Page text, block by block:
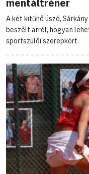
mentáltréner
A két kitűnő úszó,
beszélt arról, hogyan
sportszülői szerepkört.